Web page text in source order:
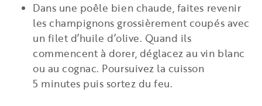
Dans une poêle bien chaude, faites revenir
les champignons grossièrement coupés avec
un filet d’huile d’olive. Quand ils
commencent à dorer, déglacez au vin blanc
ou au cognac. Poursuivez la cuisson
5 minutes puis sortez du feu.